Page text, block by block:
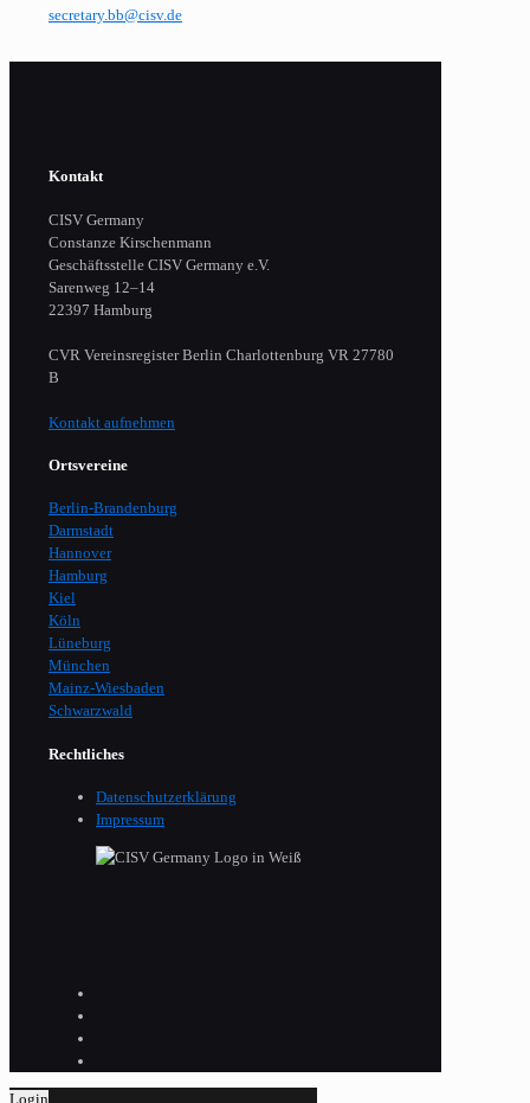
secretary.bb@cisv.de
Kontakt
CISV Germany
Constanze Kirschenmann
Geschäftsstelle CISV Germany e.V.
Sarenweg 12–14
22397 Hamburg
CVR Vereinsregister Berlin Charlottenburg VR 27780
B
Kontakt aufnehmen
Ortsvereine
Berlin-Brandenburg
Darmstadt
Hannover
Hamburg
Kiel
Köln
Lüneburg
München
Mainz-Wiesbaden
Schwarzwald
Rechtliches
Datenschutzerklärung
Impressum
Login